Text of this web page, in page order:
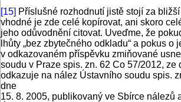
[15] Příslušné rozhodnutí jistě stojí za
vhodné je zde celé kopírovat, ani skoro
jeho odůvodnění citovat. Uveďme, že
lhůty „bez zbytečného odkladu“ a pokus o
v odkazovaném příspěvku zmiňované
soudu v Praze spis. zn. 62 Co 57/2012, ze
odkazuje na nález Ústavního soudu spis.
dne
15. 8. 2005, publikovaný ve Sbírce nálezů